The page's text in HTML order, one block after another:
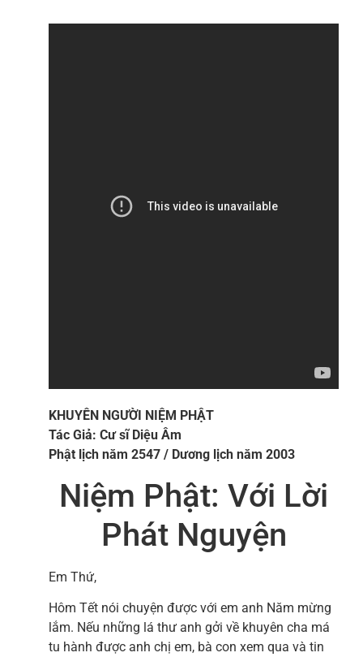
KHUYÊN NGƯỜI NIỆM PHẬT
Tác Giả: Cư sĩ Diệu Âm
Phật lịch năm 2547 / Dương lịch năm 2003
Niệm Phật: Với Lời
Phát Nguyện
Em Thứ,
Hôm Tết nói chuyện được với em anh Năm mừng
lắm. Nếu những lá thư anh gởi về khuyên cha má
tu hành được anh chị em, bà con xem qua và tin